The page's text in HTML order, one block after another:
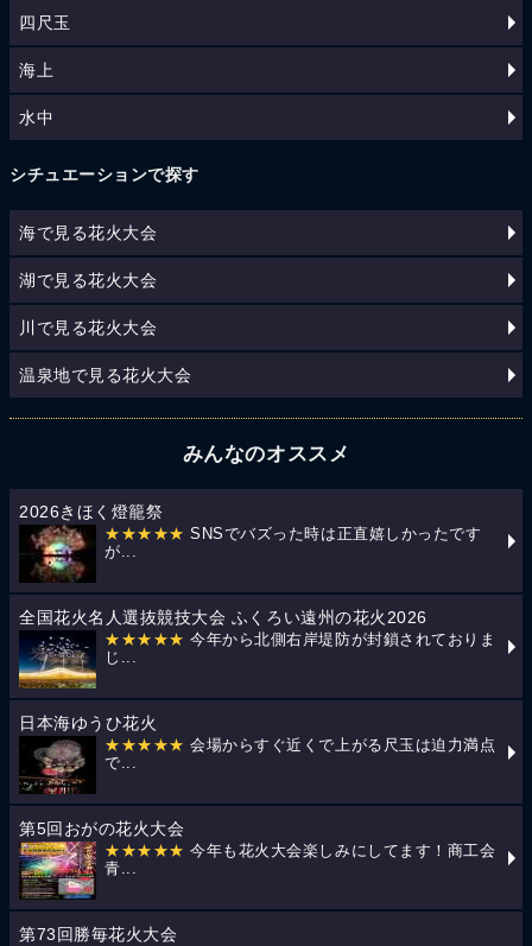
四尺玉
海上
水中
シチュエーションで探す
海で見る花火大会
湖で見る花火大会
川で見る花火大会
温泉地で見る花火大会
みんなのオススメ
2026きほく燈籠祭
★★★★★ SNSでバズった時は正直嬉しかったです
が...
全国花火名人選抜競技大会 ふくろい遠州の花火2026
★★★★★ 今年から北側右岸堤防が封鎖されておりま
じ...
日本海ゆうひ花火
★★★★★ 会場からすぐ近くで上がる尺玉は迫力満点
で...
第5回おがの花火大会
★★★★★ 今年も花火大会楽しみにしてます！商工会
青...
第73回勝毎花火大会